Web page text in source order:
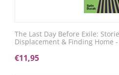
The Last Day Before Exile:
Displacement & Finding Home
€11,95